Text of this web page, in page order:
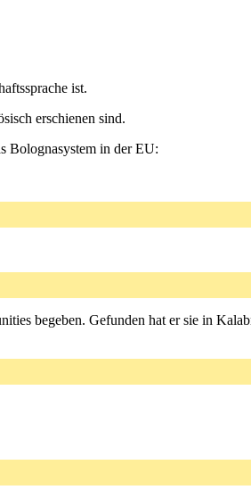
ist.
erschienen sind.
Bolognasystem in der EU:
begeben. Gefunden hat er sie in